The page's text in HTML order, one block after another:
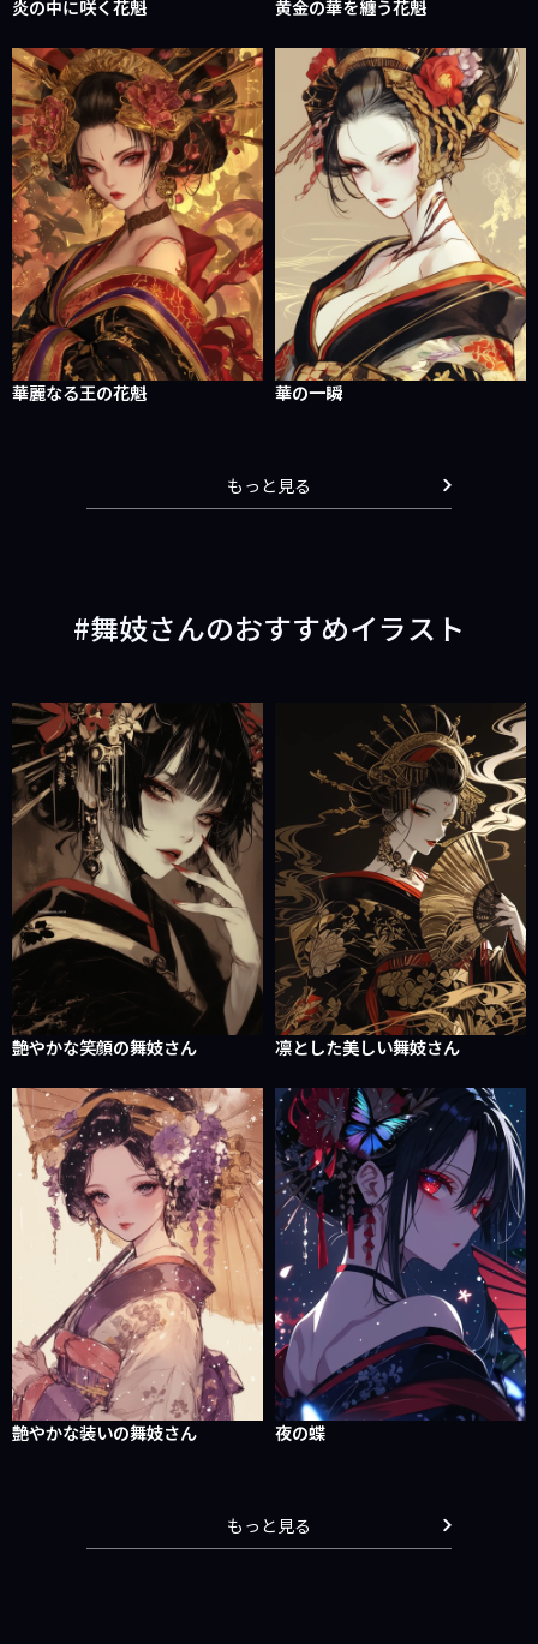
炎の中に咲く花魁 黄金の華を纏う花魁
華麗なる王の花魁 華の一瞬
もっと見る
舞妓さんのおすすめイラスト
艶やかな笑顔の舞妓さん 凛とした美しい舞妓さん
艶やかな装いの舞妓さん 夜の蝶
もっと見る